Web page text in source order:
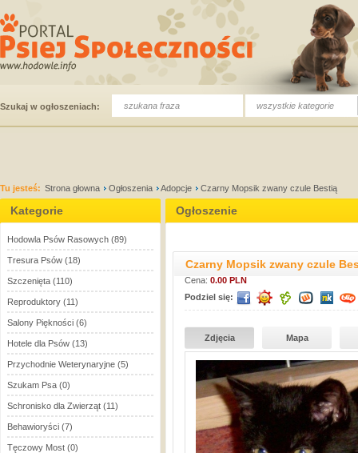
Szukaj w ogłoszeniach: wszystkie kategorie
Tu jesteś: Strona głowna Ogłoszenia Adopcje Czarny Mopsik zwany czule Bestią
Kategorie
Hodowla Psów Rasowych (89)
Tresura Psów (18)
Szczenięta (110)
Reproduktory (11)
Salony Piękności (6)
Hotele dla Psów (13)
Przychodnie Weterynaryjne (5)
Szukam Psa (0)
Schronisko dla Zwierząt (11)
Behawioryści (7)
Tęczowy Most (0)
Ogłoszenie
Czarny Mopsik zwany czule
Cena: 0.00 PLN
Podziel się:
Zdjęcia Mapa